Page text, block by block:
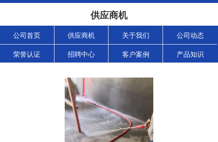
供应商机
公司首页 供应商机 关于我们 公司动态
荣誉认证 招聘中心 客户案例 产品知识